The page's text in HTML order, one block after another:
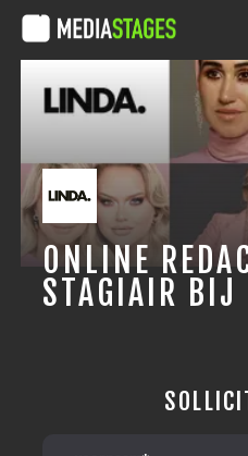
ONLINE
STAGIAIR BIJ